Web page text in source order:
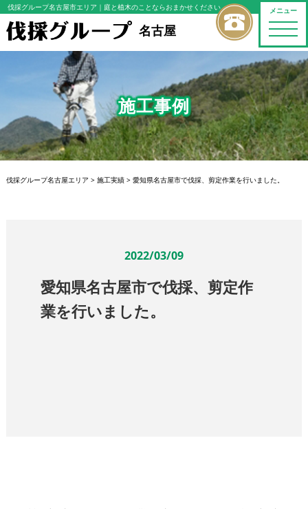
メニュー
toggle
伐採グループ名古屋市エリア ｜庭と植木のことならおまかせください
名古屋
施工事例
伐採グループ名古屋エリア > 施工実績> 愛知県名古屋市で伐採、剪定作業を行いました。
2022/03/09
愛知県名古屋市で伐採、剪定作
業を行いました。